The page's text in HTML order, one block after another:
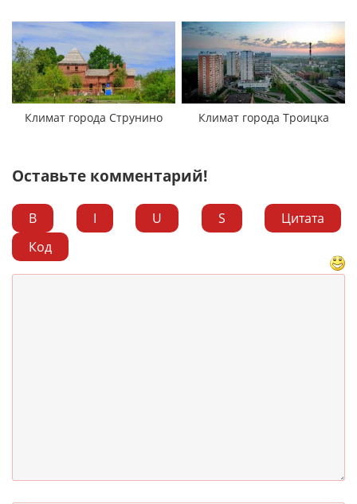
Климат города Струнино Климат города Троицка
Оставьте комментарий!
B I U S
Цитата
Код